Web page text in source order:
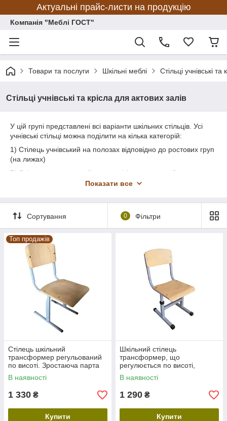
Актуальні прайс-листи на продукцію
Компанія "Меблі ГОСТ"
Товари та послуги Шкільні меблі Стільці учнівські
Стільці учнівські та крісла для актових залів
У цій групі представлені всі варіанти шкільних стільців. Усі
учнівські стільці можна поділити на кілька категорій:
1) Стілець учнівський на полозах відповідно до ростових груп
(на лижах)
2) Стілець регульований по висоті (регулюється болтовим
з'єднанням відповідно до ростових груп)
з можливістю складаючи один на один, виготовляються згідно
з ростовими групами 4; 5; 6)
Показати все
Сортування 0 Фільтри
Топ продажів
Стілець шкільний
трансформер регульований
по висоті. Зростаюча парта
для школи та ростовий
стілець (фанера)
В наявності
1 330 ₴
Купити
Шкільний стілець
трансформер, що
регулюється по висоті,
фанера. Зростаючі парти та
стільці для школи
В наявності
1 290 ₴
Купити